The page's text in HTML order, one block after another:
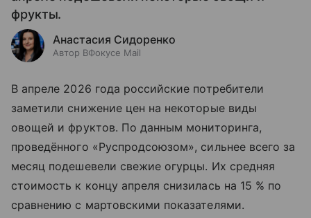
фрукты.
Анастасия Сидоренко
Автор ВФокусе Mail
В апреле 2026 года российские потребители
заметили снижение цен на некоторые виды
овощей и фруктов. По данным мониторинга,
проведённого «Руспродсоюзом», сильнее всего за
месяц подешевели свежие огурцы. Их средняя
стоимость к концу апреля снизилась на 15 % по
сравнению с мартовскими показателями.